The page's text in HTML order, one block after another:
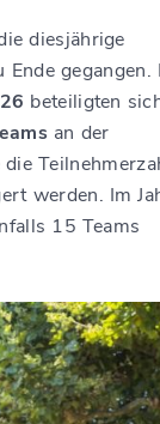
diesjährige
gegangen.
beteiligten
an der
werden. Im
15 Teams